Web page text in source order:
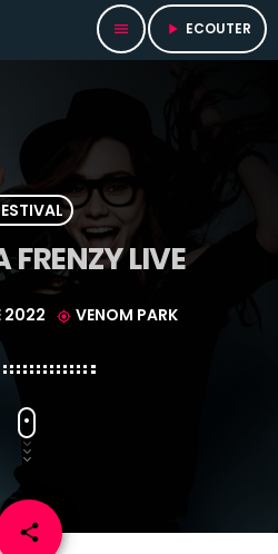
menu play_arrow ECOUTER
LIVE
2022 my_location VENOM PARK
share
email